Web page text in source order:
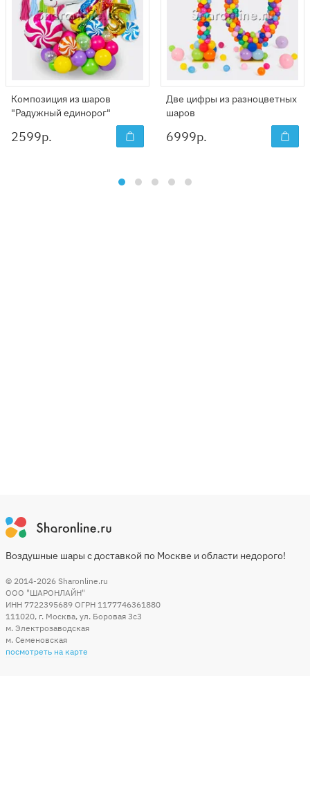
Композиция из шаров
"Радужный единорог"
2599р.
Две цифры из разноцветных
шаров
6999р.
Воздушные шары с доставкой по Москве и области недорого!
© 2014-2026 Sharonline.ru
ООО "ШАРОНЛАЙН"
ИНН 7722395689 ОГРН 1177746361880
111020, г. Москва, ул. Боровая 3c3
м. Электрозаводская
м. Семеновская
посмотреть на карте